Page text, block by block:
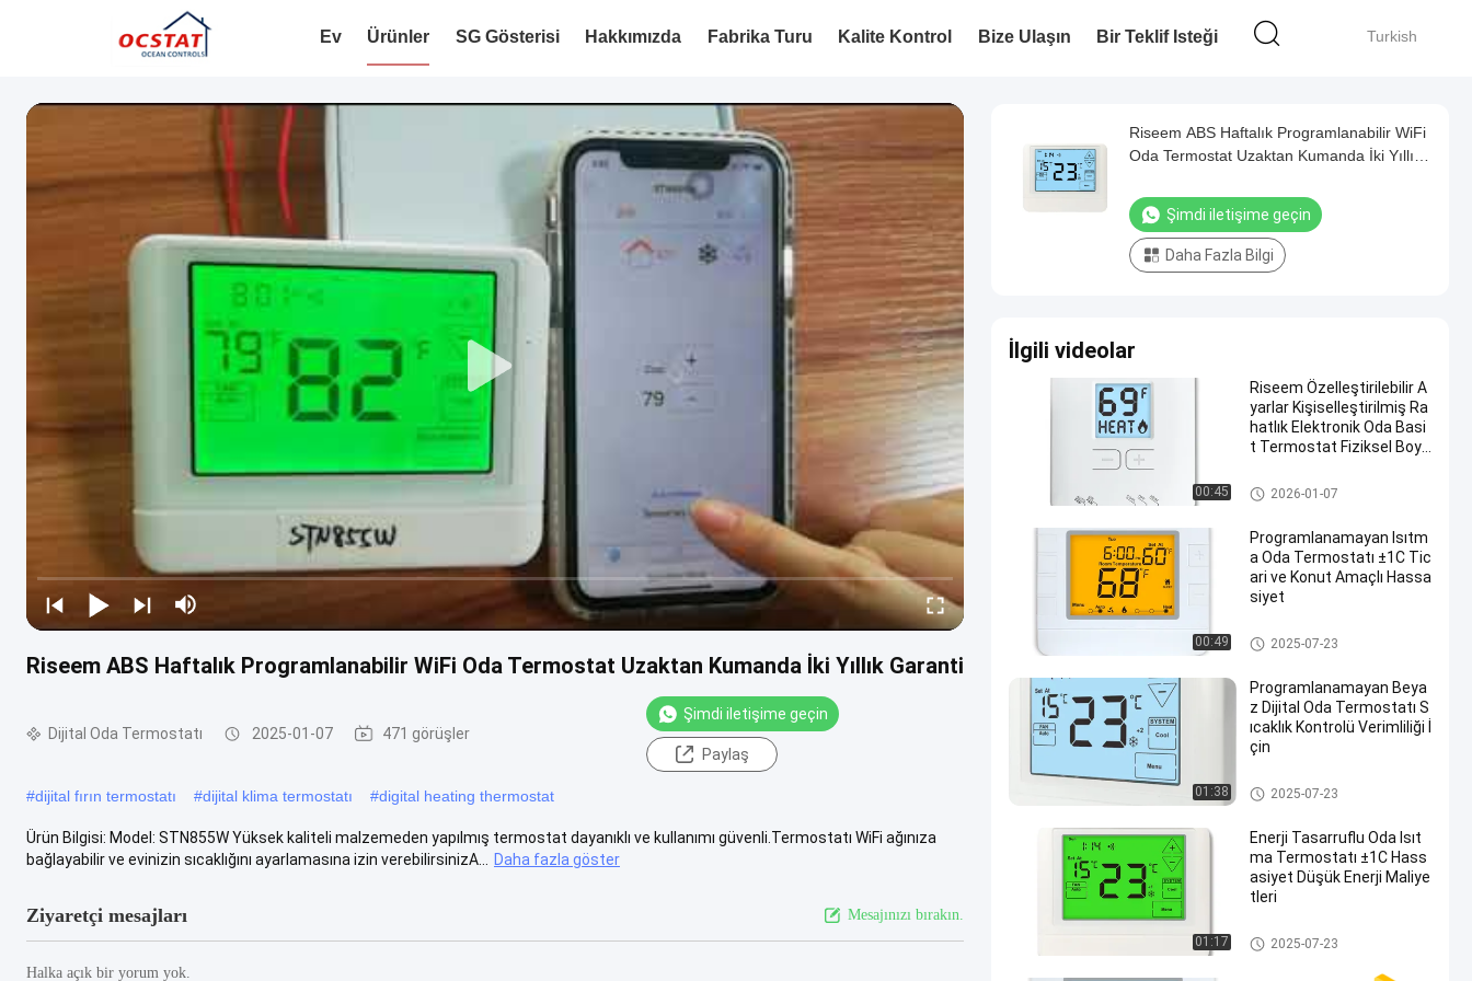
Turkish
Ev Ürünler SG Gösterisi Hakkımızda Fabrika Turu Kalite Kontrol Bize Ulaşın Bir Teklif Isteği
Riseem ABS Haftalık Programlanabilir WiFi Oda Termostat Uzaktan Kumanda İki Yıllık Garanti
Dijital Oda Termostatı 2025-01-07 471 görüşler
Şimdi iletişime geçin
Paylaş
#dijital fırın termostatı #dijital klima termostatı #digital heating thermostat
Ürün Bilgisi: Model: STN855W Yüksek kaliteli malzemeden yapılmış termostat dayanıklı ve kullanımı güvenli.Termostatı WiFi ağınıza
bağlayabilir ve evinizin sıcaklığını ayarlamasına izin verebilirsinizA...
Daha fazla göster
Ziyaretçi mesajları Mesajınızı bırakın.
Halka açık bir yorum yok.
Riseem ABS Haftalık Programlanabilir WiFi
Oda Termostat Uzaktan Kumanda İki Yıllık
Şimdi iletişime geçin
Daha Fazla Bilgi
İlgili videolar
00:45
Riseem Özelleştirilebilir A
yarlar Kişiselleştirilmiş Ra
hatlık Elektronik Oda Basi
t Termostat Fiziksel Boyu
8 "D
non programlanabilir termosta
t
2026-01-07
00:49
Programlanamayan Isıtm
a Oda Termostatı ±1C Tic
ari ve Konut Amaçlı Hassa
siyet
Dijital Oda Termostatı
2025-07-23
01:38
Programlanamayan Beya
z Dijital Oda Termostatı S
ıcaklık Kontrolü Verimliliği İ
çin
Dijital Oda Termostatı
2025-07-23
01:17
Enerji Tasarruflu Oda Isıt
ma Termostatı ±1C Hass
asiyet Düşük Enerji Maliye
tleri
Dijital Oda Termostatı
2025-07-23